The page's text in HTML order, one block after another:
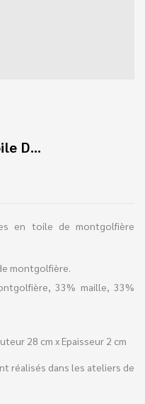
Etui D’ordinateur En Toile De Montgolfièr
en toile de montgolfière
montgolfière.
33% maille, 33%
28 cm x Epaisseur 2 cm
réalisés dans les ateliers de